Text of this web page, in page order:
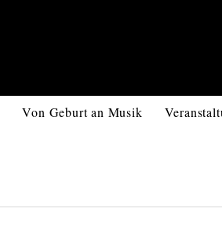
Von Geburt an Musik